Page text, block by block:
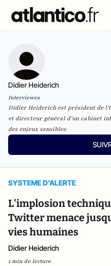
Didier Heiderich
Interviewes
Didier Heiderich est président de
et directeur général d’un cabinet
des enjeux sensibles
SYSTEME D'ALERTE
L'implosion
Twitter menace
vies humaines
Didier Heiderich
1 min de lecture